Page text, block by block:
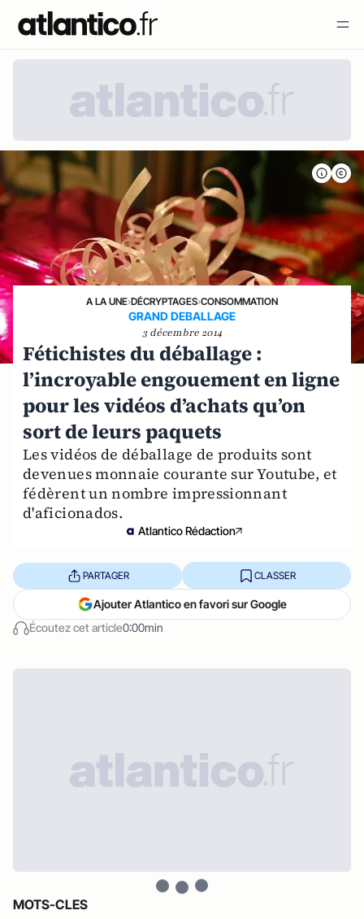
A LA UNE›DÉCRYPTAGES›CONSOMMATION
GRAND DEBALLAGE
3 décembre 2014
Fétichistes du déballage :
l’incroyable engouement en ligne
pour les vidéos d’achats qu’on
sort de leurs paquets
Les vidéos de déballage de produits sont
devenues monnaie courante sur Youtube, et
fédèrent un nombre impressionnant
d'aficionados.
Atlantico Rédaction
Écoutez cet article0:00min
PARTAGER CLASSER
Ajouter Atlantico en favori sur Google
MOTS-CLES